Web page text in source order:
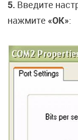
5. Введите
нажмите «OK»: